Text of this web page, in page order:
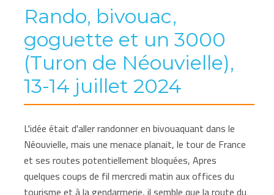
Rando, bivouac,
goguette et un 3000
(Turon de Néouvielle),
13-14 juillet 2024
L'idée était d'aller randonner en bivouaquant dans le
Néouvielle, mais une menace planait, le tour de France
et ses routes potentiellement bloquées, Apres
quelques coups de fil mercredi matin aux offices du